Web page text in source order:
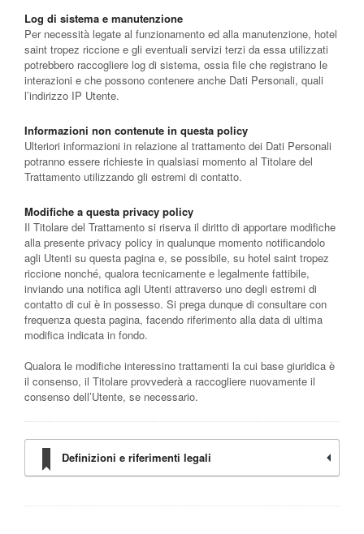
Log di sistema e manutenzione
Per necessità legate al funzionamento ed alla manutenzione, hotel
saint tropez riccione e gli eventuali servizi terzi da essa utilizzati
potrebbero raccogliere log di sistema, ossia file che registrano le
interazioni e che possono contenere anche Dati Personali, quali
l’indirizzo IP Utente.
Informazioni non contenute in questa policy
Ulteriori informazioni in relazione al trattamento dei Dati Personali
potranno essere richieste in qualsiasi momento al Titolare del
Trattamento utilizzando gli estremi di contatto.
Modifiche a questa privacy policy
Il Titolare del Trattamento si riserva il diritto di apportare modifiche
alla presente privacy policy in qualunque momento notificandolo
agli Utenti su questa pagina e, se possibile, su hotel saint tropez
riccione nonché, qualora tecnicamente e legalmente fattibile,
inviando una notifica agli Utenti attraverso uno degli estremi di
contatto di cui è in possesso. Si prega dunque di consultare con
frequenza questa pagina, facendo riferimento alla data di ultima
modifica indicata in fondo.
Qualora le modifiche interessino trattamenti la cui base giuridica è
il consenso, il Titolare provvederà a raccogliere nuovamente il
consenso dell’Utente, se necessario.
Definizioni e riferimenti legali